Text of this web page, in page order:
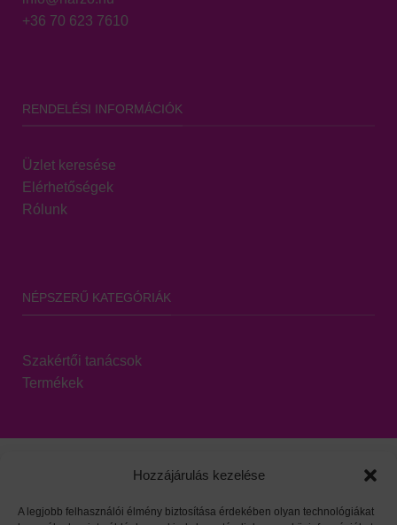
Hozzájárulás kezelése
A legjobb felhasználói élmény biztosítása érdekében olyan technológiákat
+36 70 623 7610
RENDELÉSI INFORMÁCIÓK
Üzlet keresése
Elérhetőségek
Rólunk
NÉPSZERŰ KATEGÓRIÁK
Szakértői tanácsok
Termékek